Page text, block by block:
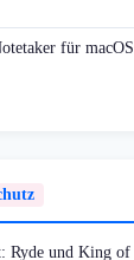
für
Ryde und King